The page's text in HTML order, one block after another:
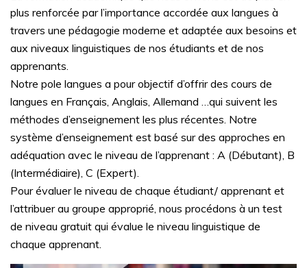
plus renforcée par l’importance accordée aux langues à
travers une pédagogie moderne et adaptée aux besoins et
aux niveaux linguistiques de nos étudiants et de nos
apprenants.
Notre pole langues a pour objectif d’offrir des cours de
langues en Français, Anglais, Allemand …qui suivent les
méthodes d’enseignement les plus récentes. Notre
système d’enseignement est basé sur des approches en
adéquation avec le niveau de l’apprenant : A (Débutant), B
(Intermédiaire), C (Expert).
Pour évaluer le niveau de chaque étudiant/ apprenant et
l’attribuer au groupe approprié, nous procédons à un test
de niveau gratuit qui évalue le niveau linguistique de
chaque apprenant.